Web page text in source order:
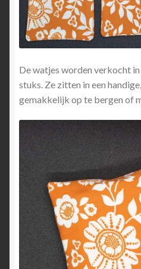
De watjes worden verkocht
stuks. Ze zitten in een
gemakkelijk op te bergen of